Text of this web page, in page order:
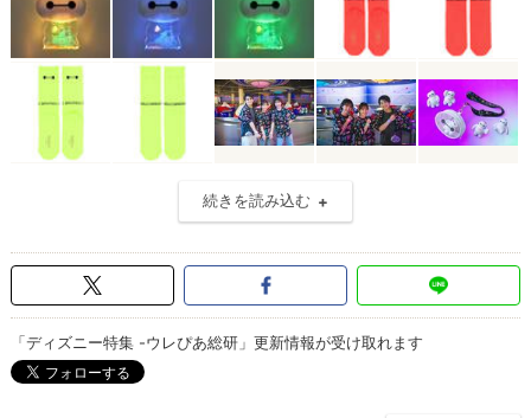
続きを読み込む
「ディズニー特集 -ウレぴあ総研」更新情報が受け取れます